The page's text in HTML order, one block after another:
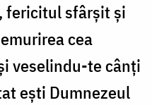
fericitul sfârşit şi
cea
veselindu-te cânţi
eşti Dumnezeul